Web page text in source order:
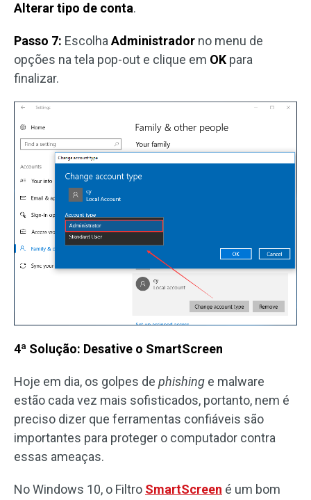
Alterar tipo de conta.
Passo 7: Escolha Administrador no menu de
opções na tela pop-out e clique em OK para
finalizar.
4ª Solução: Desative o SmartScreen
Hoje em dia, os golpes de phishing e malware
estão cada vez mais sofisticados, portanto, nem é
preciso dizer que ferramentas confiáveis ​​são
importantes para proteger o computador contra
essas ameaças.
No Windows 10, o Filtro SmartScreen é um bom